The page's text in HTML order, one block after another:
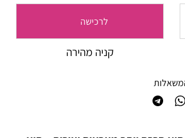
לרכישה
קניה מהירה